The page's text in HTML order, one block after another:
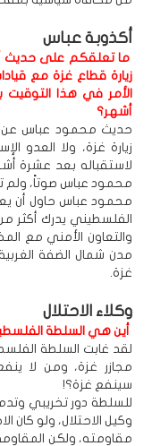
أكذوبة عباس
ما تعلقكم على حديث
زيارة قطاع غزة مع
الأمر في هذا التوقيت
أشهر؟
حديث محمود عباس عن
زيارة غزة، ولا العدو
لاستقباله بعد عشرة
محمود عباس صوتاً، ولم
محمود عباس حاول أن
الفلسطيني يدرك أكثر
والتعاون الأمني مع
مدن شمال الضفة
غزة.
وكلاء الاحتلال
أين هي السلطة
لقد غابت السلطة
مجازر غزة، ومن لا
سينفع غزة؟!
للسلطة دور تخريبي
وكيل الاحتلال، ولو كان
مقاومته، ولكن